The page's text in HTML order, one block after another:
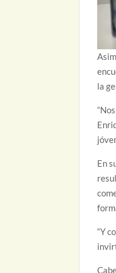
la
En
“Y